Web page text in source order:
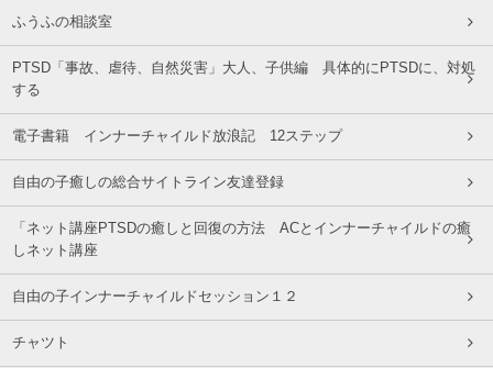
ふうふの相談室
PTSD「事故、虐待、自然災害」大人、子供編 具体的にPTSDに、対処
する
電子書籍 インナーチャイルド放浪記 12ステップ
自由の子癒しの総合サイトライン友達登録
「ネット講座PTSDの癒しと回復の方法 ACとインナーチャイルドの癒
しネット講座
自由の子インナーチャイルドセッション１２
チャツト